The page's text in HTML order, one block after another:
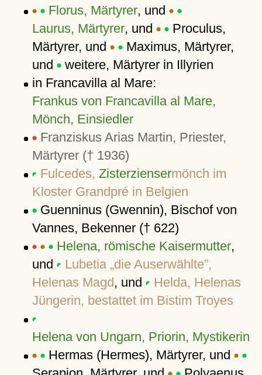
Florus, Märtyrer, und
Laurus, Märtyrer, und
Proculus,
Märtyrer, und
Maximus, Märtyrer,
und weitere, Märtyrer in Illyrien
in Francavilla al Mare:
Frankus von Francavilla al Mare,
Mönch, Einsiedler
Franziskus Arias Martin, Priester,
Märtyrer († 1936)
Fulcedes, Zisterziensermönch im
Kloster Grandpré in Belgien
Guenninus (Gwennin), Bischof von
Vannes, Bekenner († 622)
Helena, römische Kaisermutter,
und
Lubetia die Auserwählte ,
Helenas Magd, und
Helda, Helenas
Jüngerin, bestattet im Bistim Troyes
Helena von Ungarn, Priorin, Mystikerin
Hermas (Hermes), Märtyrer, und